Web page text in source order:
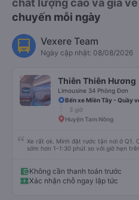
chất lượng cao và giá
chuyến mỗi ngày
Vexere Team
Ngày cập nhật: 08/08/2026
Thiên Thiên Hương
Limousine 34 Phòng Đơn
Bến xe Miền Tây - Quầy
3 giờ
Huyện Tam Nông
Xe rất ok. Mình đặt rước tận nơi ở Q1.
sớm hơn 1-1:30 phút so với giờ hẹn
Không cần thanh toán trước
Xác nhận chỗ ngay lập tức